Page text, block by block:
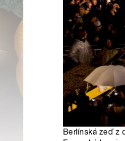
Berlínská zeď z